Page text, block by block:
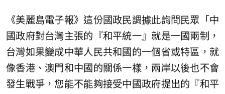
《美麗島電子報》這份國政民調據此詢問民眾「中
國政府對台灣主張的『和平統一』就是一國兩制，
台灣如果變成中華人民共和國的一個省或特區，就
像香港、澳門和中國的關係一樣，兩岸以後也不會
發生戰爭，您能不能夠接受中國政府提出的『和平